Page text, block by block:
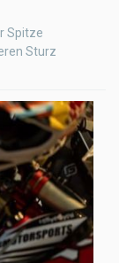
Spitze
Sturz